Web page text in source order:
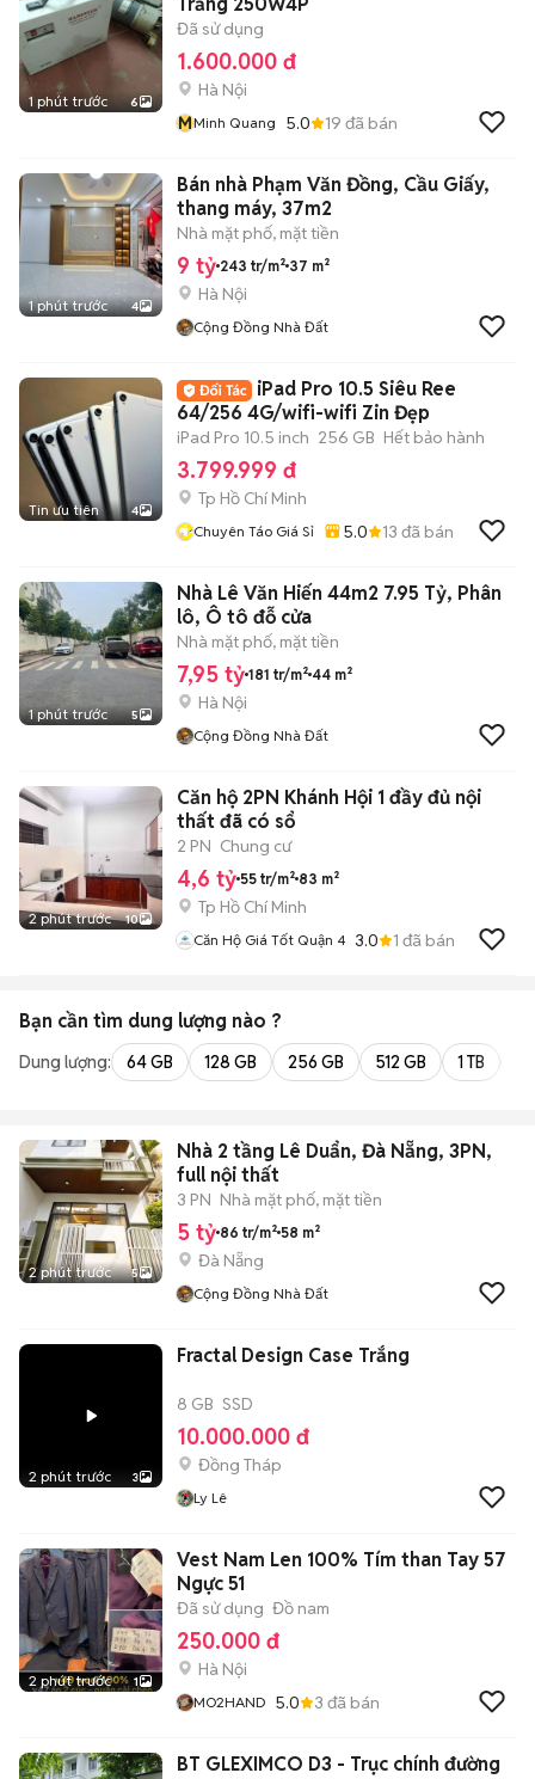
1 phút trước 6
Đã sử dụng
1.600.000 đ
Hà Nội
MMinh Quang 5.0 19 đã bán
1 phút trước 4
Bán nhà Phạm Văn Đồng, Cầu Giấy,
thang máy, 37m2
Nhà mặt phố, mặt tiền
9 tỷ 243 tr/m² 37 m²
Hà Nội
Cộng Đồng Nhà Đất
Tin ưu tiên 4
iPad Pro 10.5 Siêu Ree
64/256 4G/wifi-wifi Zin Đẹp
iPad Pro 10.5 inch 256 GB Hết bảo hành
3.799.999 đ
Tp Hồ Chí Minh
Chuyên Táo Giá Sỉ 5.0 13 đã bán
1 phút trước 5
Nhà Lê Văn Hiến 44m2 7.95 Tỷ, Phân
lô, Ô tô đỗ cửa
Nhà mặt phố, mặt tiền
7,95 tỷ 181 tr/m² 44 m²
Hà Nội
Cộng Đồng Nhà Đất
2 phút trước 10
Căn hộ 2PN Khánh Hội 1 đầy đủ nội
thất đã có sổ
2 PN Chung cư
4,6 tỷ 55 tr/m² 83 m²
Tp Hồ Chí Minh
Căn Hộ Giá Tốt Quận 4 3.0 1 đã bán
Bạn cần tìm dung lượng nào ?
Dung lượng: 64 GB 128 GB 256 GB 512 GB 1 TB
2 phút trước 5
Nhà 2 tầng Lê Duẩn, Đà Nẵng, 3PN,
full nội thất
3 PN Nhà mặt phố, mặt tiền
5 tỷ 86 tr/m² 58 m²
Đà Nẵng
Cộng Đồng Nhà Đất
2 phút trước 3
Fractal Design Case Trắng
8 GB SSD
10.000.000 đ
Đồng Tháp
Ly Lê
2 phút trước 1
Vest Nam Len 100% Tím than Tay 57
Ngực 51
Đã sử dụng Đồ nam
250.000 đ
Hà Nội
MO2HAND 5.0 3 đã bán
BT GLEXIMCO D3 - Trục chính đường